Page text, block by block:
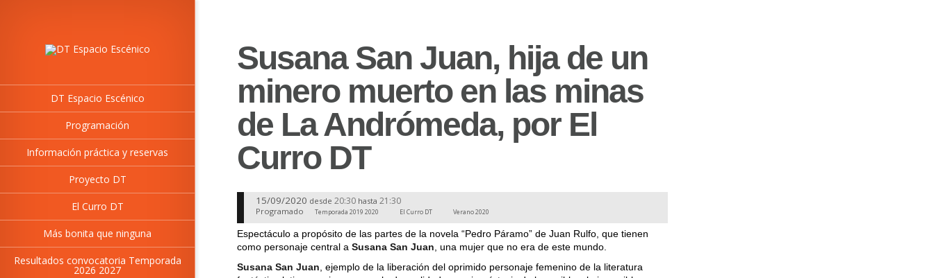
DT Espacio Escénico
Programación
Información práctica y reservas
Proyecto DT
El Curro DT
Más bonita que ninguna
Resultados convocatoria Temporada
2026 2027
Susana San Juan, hija de un
minero muerto en las minas
de La Andrómeda, por El
Curro DT
15/09/2020 desde 20:30 hasta 21:30
Programado Temporada 2019 2020 El Curro DT Verano 2020
Espectáculo a propósito de las partes de la novela “Pedro Páramo” de Juan Rulfo, que tienen
como personaje central a Susana San Juan , una mujer que no era de este mundo.
Susana San Juan , ejemplo de la liberación del oprimido personaje femenino de la literatura